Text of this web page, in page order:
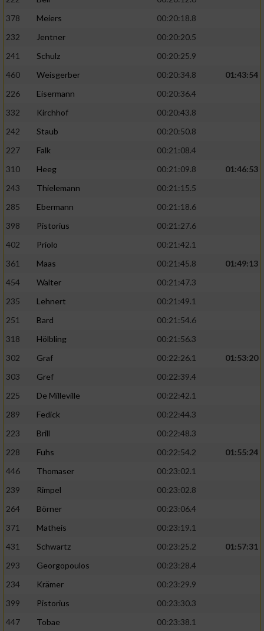
378
Meiers
00:20:18.8
232
Jentner
00:20:20.5
241
Schulz
00:20:25.9
460
Weisgerber 00:20:34.8
01:43:54
226
Eisermann
00:20:36.4
332
Kirchhof
00:20:43.8
242
Staub
00:20:50.8
227
Falk
00:21:08.4
310
Heeg 00:21:09.8
01:46:53
243
Thielemann
00:21:15.5
285
Ebermann
00:21:18.6
398
Pistorius
00:21:27.6
402
Priolo
00:21:42.1
361
Maas 00:21:45.8
01:49:13
454
Walter
00:21:47.3
235
Lehnert
00:21:49.1
251
Bard
00:21:54.6
318
Hölbling
00:21:56.3
302
Graf 00:22:26.1
01:53:20
303
Gref
00:22:39.4
225
De Milleville
00:22:42.1
289
Fedick
00:22:44.3
223
Brill
00:22:48.3
228
Fuhs 00:22:54.2
01:55:24
446
Thomaser
00:23:02.1
239
Rimpel
00:23:02.8
264
Börner
00:23:06.4
371
Matheis
00:23:19.1
431
Schwartz 00:23:25.2
01:57:31
293
Georgopoulos
00:23:28.4
234
Krämer
00:23:29.9
399
Pistorius
00:23:30.3
447
Tobae
00:23:38.1